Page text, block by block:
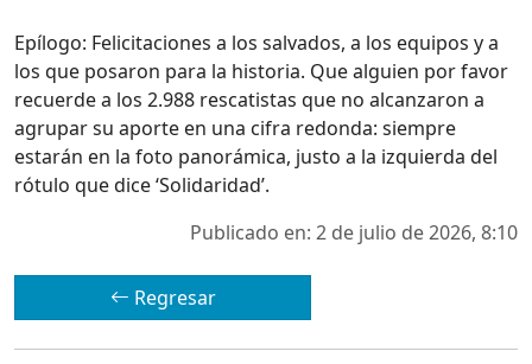
Epílogo: Felicitaciones a los salvados, a los equipos y a
los que posaron para la historia. Que alguien por favor
recuerde a los 2.988 rescatistas que no alcanzaron a
agrupar su aporte en una cifra redonda: siempre
estarán en la foto panorámica, justo a la izquierda del
rótulo que dice ‘Solidaridad’.
Publicado en: 2 de julio de 2026, 8:10
Regresar